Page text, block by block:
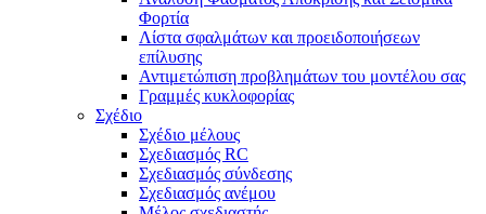
Φορτία
Λίστα σφαλμάτων και προειδοποιήσεων
επίλυσης
Αντιμετώπιση προβλημάτων του μοντέλου σας
Γραμμές κυκλοφορίας
Σχέδιο
Σχέδιο μέλους
Σχεδιασμός RC
Σχεδιασμός σύνδεσης
Σχεδιασμός ανέμου